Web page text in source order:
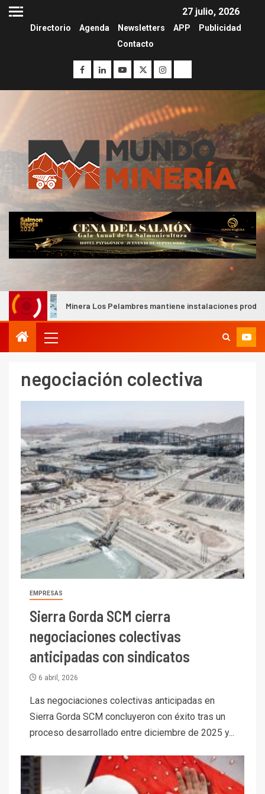
27 julio, 2026
Directorio Agenda Newsletters APP
Publicidad
Contacto
Minera Los Pelambres mantiene instalaciones productivas seguras
negociación colectiva
EMPRESAS
Sierra Gorda SCM cierra
negociaciones colectivas
anticipadas con sindicatos
6 abril, 2026
Las negociaciones colectivas anticipadas en
Sierra Gorda SCM concluyeron con éxito tras un
proceso desarrollado entre diciembre de 2025 y...